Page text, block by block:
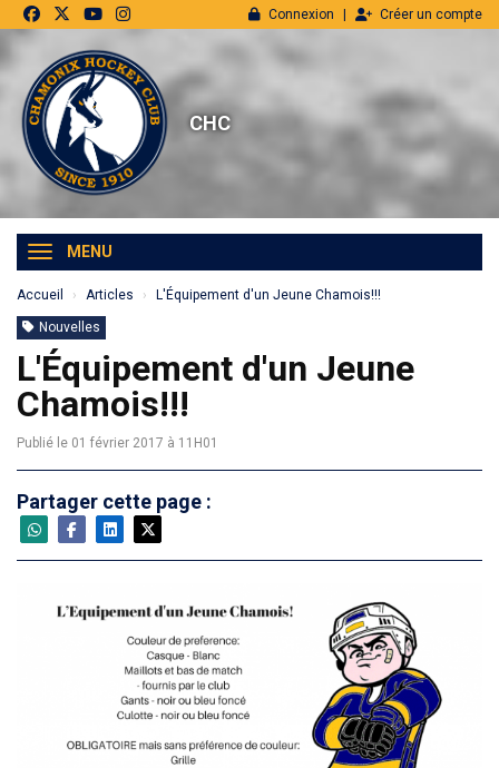
Connexion Créer un compte
CHC
MENU
Accueil Articles L'Équipement d'un Jeune Chamois!!!
Nouvelles
L'Équipement d'un Jeune
Chamois!!!
Publié le 01 février 2017 à 11H01
Partager cette page :
Panneau de gestion des cookies